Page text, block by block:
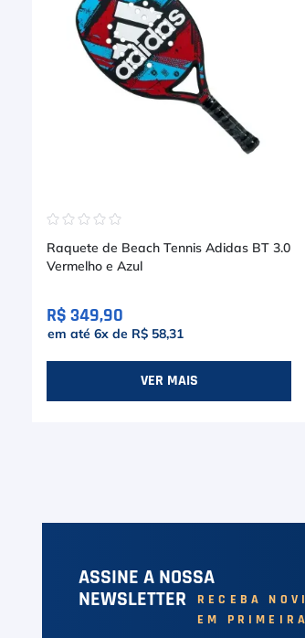
☆☆☆☆☆
Raquete de Beach Tennis Adidas BT 3.0
Vermelho e Azul
R$ 349,90
em até 6x de R$ 58,31
VER MAIS
ASSINE A NOSSA
NEWSLETTER
RECEBA
EM